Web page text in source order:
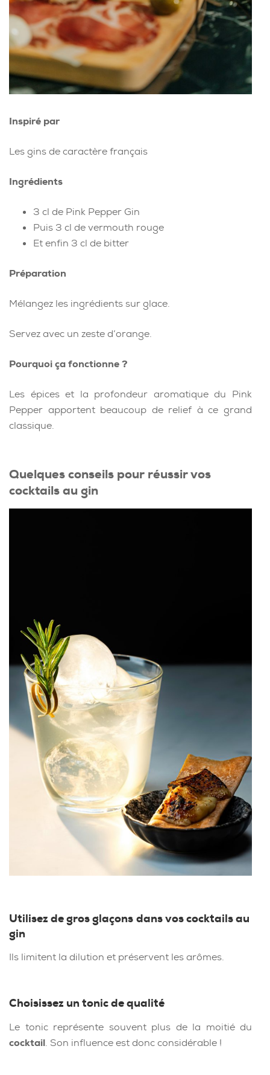
Inspiré par
Les gins de caractère français
Ingrédients
3 cl de Pink Pepper Gin
Puis 3 cl de vermouth rouge
Et enfin 3 cl de bitter
Préparation
Mélangez les ingrédients sur glace.
Servez avec un zeste d’orange.
Pourquoi ça fonctionne ?
Les épices et la profondeur aromatique du Pink
Pepper apportent beaucoup de relief à ce grand
classique.
Quelques conseils pour réussir vos
cocktails au gin
Utilisez de gros glaçons dans vos cocktails au
gin
Ils limitent la dilution et préservent les arômes.
Choisissez un tonic de qualité
Le tonic représente souvent plus de la moitié du
cocktail. Son influence est donc considérable !